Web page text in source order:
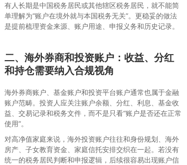
有人长期是中国税务居民或其他辖区税务居民，就不能简
单理解为“账户在境外就与本国税务无关”。更稳妥的做法
是提前梳理资金来源、账户用途、申报义务和历史记录。
二、海外券商和投资账户：收益、分红
和持仓需要纳入合规视角
海外券商账户、基金账户和投资平台账户通常也属于金融
账户范畴。投资人应关注账户余额、分红、利息、基金收
益、交易记录和税务文件，而不是只看“账户是否还在正常
使用”。
对高净值家庭来说，海外投资账户往往和身份规划、海外
房产、子女教育资金、家庭信托安排交织在一起。若没有
统一的税务居民判断和申报逻辑，后续很容易出现账户信